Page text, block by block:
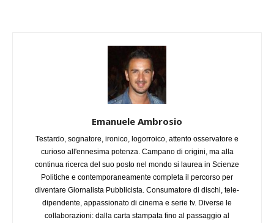
Emanuele Ambrosio
Testardo, sognatore, ironico, logorroico, attento osservatore e
curioso all'ennesima potenza. Campano di origini, ma alla
continua ricerca del suo posto nel mondo si laurea in Scienze
Politiche e contemporaneamente completa il percorso per
diventare Giornalista Pubblicista. Consumatore di dischi, tele-
dipendente, appassionato di cinema e serie tv. Diverse le
collaborazioni: dalla carta stampata fino al passaggio al